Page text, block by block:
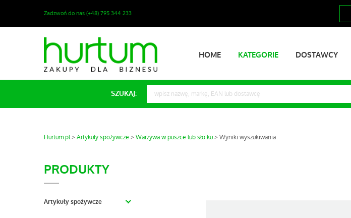
Zadzwoń do nas (+48) 795 344 233
HOME KATEGORIE DOSTAWCY
SZUKAJ:
Hurtum.pl Artykuły spożywcze Warzywa w puszce lub słoiku Wyniki wyszukiwania
PRODUKTY
Artykuły spożywcze